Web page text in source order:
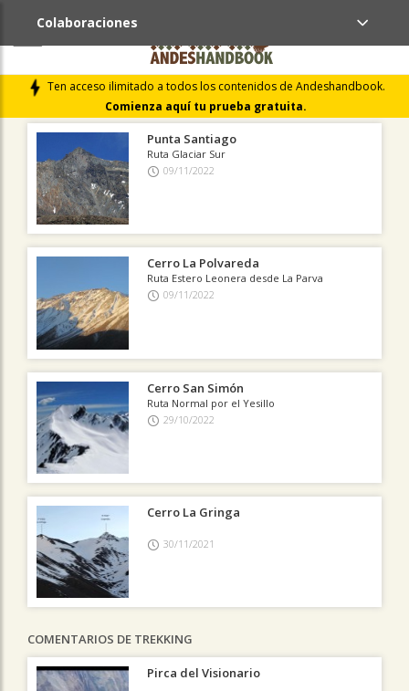
Ten acceso ilimitado a todos los contenidos de Andeshandbook.
Comienza aquí tu prueba gratuita.
Colaboraciones
ÚLTIMAS COLABORACIONES PUBLICADAS
LIBROS DE CUMBRES
Punta Santiago
Ruta Glaciar Sur
09/11/2022
Cerro La Polvareda
Ruta Estero Leonera desde La Parva
09/11/2022
Cerro San Simón
Ruta Normal por el Yesillo
29/10/2022
Cerro La Gringa
30/11/2021
COMENTARIOS DE TREKKING
Pirca del Visionario